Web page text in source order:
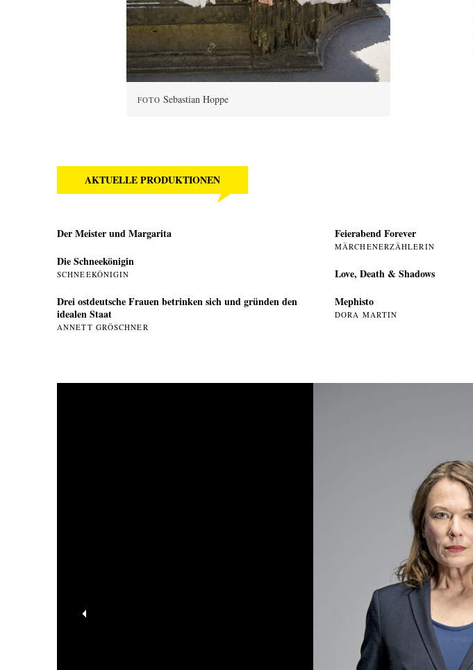
FOTO Sebastian Hoppe
AKTUELLE PRODUKTIONEN
Der Meister und Margarita
Die Schneekönigin
SCHNEEKÖNIGIN
Drei ostdeutsche Frauen betrinken sich und gründen den
idealen Staat
ANNETT GRÖSCHNER
Feierabend Forever
MÄRCHENERZÄHLERIN
Love, Death & Shadows
Mephisto
DORA MARTIN